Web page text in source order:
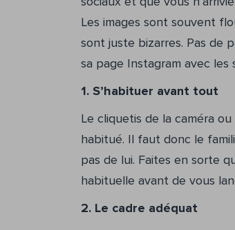
Les images sont souvent
sont juste bizarres. Pas de
sa page Instagram avec
1. S’habituer avant tout
Le cliquetis de la caméra
habitué. Il faut donc le
pas de lui. Faites en sorte
habituelle avant de vous
2. Le cadre adéquat